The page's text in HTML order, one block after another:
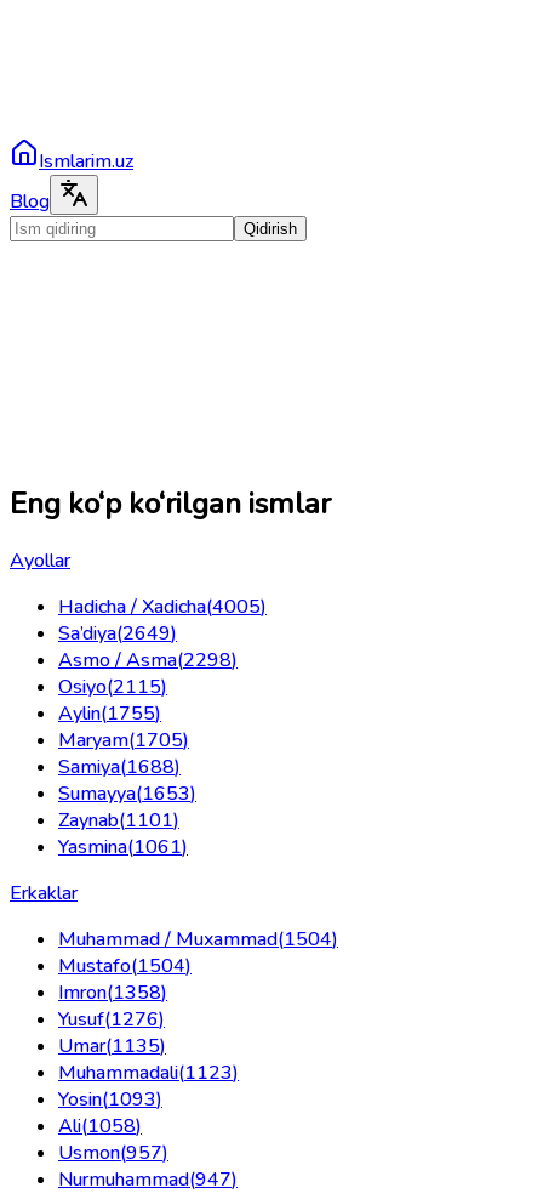
Ismlarim.uz
Blog
Qidirish
Eng ko‘p ko‘rilgan ismlar
Ayollar
Hadicha / Xadicha(4005)
Sa’diya(2649)
Asmo / Asma(2298)
Osiyo(2115)
Aylin(1755)
Maryam(1705)
Samiya(1688)
Sumayya(1653)
Zaynab(1101)
Yasmina(1061)
Erkaklar
Muhammad / Muxammad(1504)
Mustafo(1504)
Imron(1358)
Yusuf(1276)
Umar(1135)
Muhammadali(1123)
Yosin(1093)
Ali(1058)
Usmon(957)
Nurmuhammad(947)